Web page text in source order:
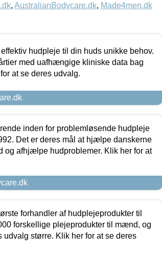
, AustralianBodycare.dk, Made4men.dk
hudpleje til din huds unikke behov.
med uafhængige kliniske data bag
at se deres udvalg.
inden for problemløsende hudpleje
Det er deres mål at hjælpe danskerne
og afhjælpe hudproblemer. Klik her for at
forhandler af hudplejeprodukter til
forskellige plejeprodukter til mænd, og
udvalg større. Klik her for at se deres